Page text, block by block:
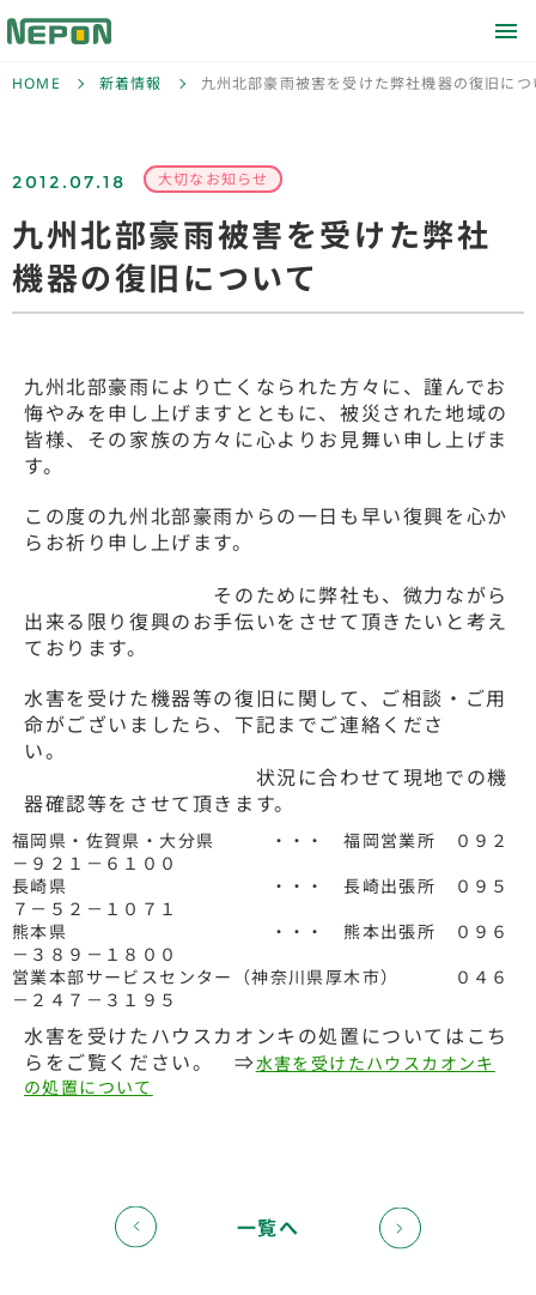
HOME 新着情報 九州北部豪雨被害を受けた弊社機器の復旧に
2012.07.18 大切なお知らせ
九州北部豪雨被害を受けた弊社
機器の復旧について
九州北部豪雨により亡くなられた方々に、謹んでお
悔やみを申し上げますとともに、被災された地域の
皆様、その家族の方々に心よりお見舞い申し上げま
す。
この度の九州北部豪雨からの一日も早い復興を心か
らお祈り申し上げます。
そのために弊社も、微力ながら
出来る限り復興のお手伝いをさせて頂きたいと考え
ております。
水害を受けた機器等の復旧に関して、ご相談・ご用
命がございましたら、下記までご連絡くださ
い。
状況に合わせて現地での機
器確認等をさせて頂きます。
福岡県・佐賀県・大分県 ・・・ 福岡営業所 ０９２
－９２１－６１００
長崎県 ・・・ 長崎出張所 ０９５
７－５２－１０７１
熊本県 ・・・ 熊本出張所 ０９６
－３８９－１８００
営業本部サービスセンター（神奈川県厚木市） ０４６
－２４７－３１９５
水害を受けたハウスカオンキの処置についてはこち
らをご覧ください。 ⇒水害を受けたハウスカオンキ
の処置について
一覧へ